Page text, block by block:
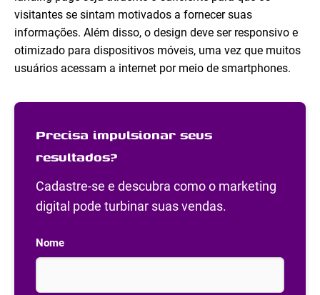
visitantes se sintam motivados a fornecer suas
informações. Além disso, o design deve ser responsivo e
otimizado para dispositivos móveis, uma vez que muitos
usuários acessam a internet por meio de smartphones.
Precisa impulsionar seus
resultados?
Cadastre-se e descubra como o marketing
digital pode turbinar suas vendas.
Nome